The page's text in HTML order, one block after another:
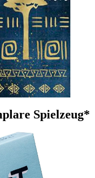
Spielzeug*